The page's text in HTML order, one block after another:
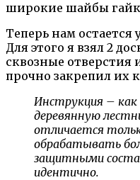
широкие шайбы
Теперь нам остается
Для этого я взял 2
сквозные отверстия
прочно закрепил их
Инструкция –
деревянную
отличается
обрабатывать
защитными
идентично.